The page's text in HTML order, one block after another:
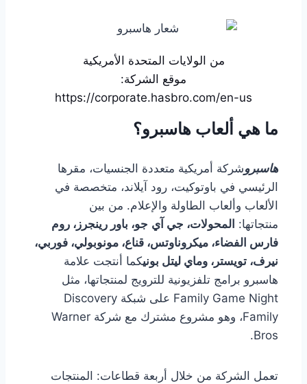
من الولايات المتحدة الأمريكية
موقع الشركة:
https://corporate.hasbro.com/en-us
ما هي ألعاب هاسبرو؟
هاسبروشركة أمريكية متعددة الجنسيات، مقرها
الرئيسي في باوتوكيت، رود آيلاند، متخصصة في
الألعاب وألعاب الطاولة والإعلام. من بين
منتجاتها: المحولات، جي آي جو، باور رينجرز، روم
فارس الفضاء، ميكروناوتس، قناع، مونوبولي، فوربي،
نيرف، تويستر، وماي ليتل بونيكما أنتجت علامة
هاسبرو برامج تلفزيونية للترويج لمنتجاتها، مثل
Family Game Night على شبكة Discovery
Family، وهو مشروع مشترك مع شركة Warner
Bros.
تعمل الشركة من خلال أربعة قطاعات: المنتجات